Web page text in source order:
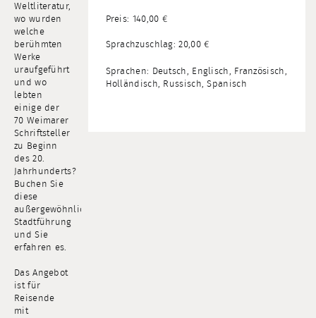
Weltliteratur,
wo wurden
welche
berühmten
Werke
uraufgeführt
und wo
lebten
einige der
70 Weimarer
Schriftsteller
zu Beginn
des 20.
Jahrhunderts?
Buchen Sie
diese
außergewöhnliche
Stadtführung
und Sie
erfahren es.
Das Angebot
ist für
Reisende
mit
Preis: 140,00 €
Sprachzuschlag: 20,00 €
Sprachen: Deutsch, Englisch, Französisch,
Holländisch, Russisch, Spanisch